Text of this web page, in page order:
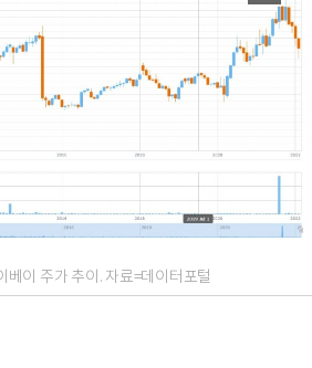
베이 주가 추이. 자료=데이터포털